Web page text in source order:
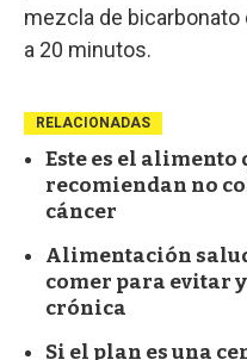
mezcla de bicarbonato
a 20 minutos.
RELACIONADAS
Este es el alimento
recomiendan no
cáncer
Alimentación
comer para evitar
crónica
Si el plan es una